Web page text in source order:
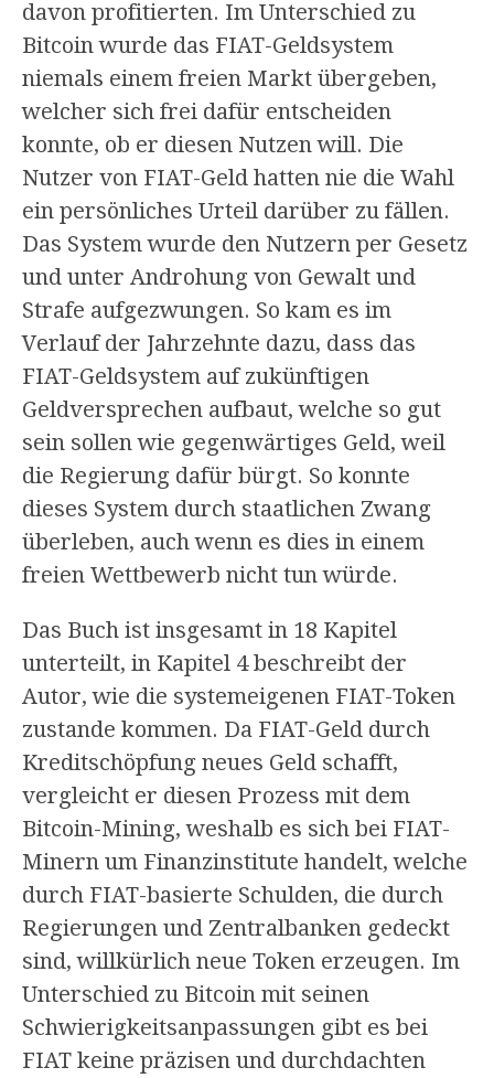
davon profitierten. Im Unterschied zu
Bitcoin wurde das FIAT-Geldsystem
niemals einem freien Markt übergeben,
welcher sich frei dafür entscheiden
konnte, ob er diesen Nutzen will. Die
Nutzer von FIAT-Geld hatten nie die Wahl
ein persönliches Urteil darüber zu fällen.
Das System wurde den Nutzern per Gesetz
und unter Androhung von Gewalt und
Strafe aufgezwungen. So kam es im
Verlauf der Jahrzehnte dazu, dass das
FIAT-Geldsystem auf zukünftigen
Geldversprechen aufbaut, welche so gut
sein sollen wie gegenwärtiges Geld, weil
die Regierung dafür bürgt. So konnte
dieses System durch staatlichen Zwang
überleben, auch wenn es dies in einem
freien Wettbewerb nicht tun würde.
Das Buch ist insgesamt in 18 Kapitel
unterteilt, in Kapitel 4 beschreibt der
Autor, wie die systemeigenen FIAT-Token
zustande kommen. Da FIAT-Geld durch
Kreditschöpfung neues Geld schafft,
vergleicht er diesen Prozess mit dem
Bitcoin-Mining, weshalb es sich bei FIAT-
Minern um Finanzinstitute handelt, welche
durch FIAT-basierte Schulden, die durch
Regierungen und Zentralbanken gedeckt
sind, willkürlich neue Token erzeugen. Im
Unterschied zu Bitcoin mit seinen
Schwierigkeitsanpassungen gibt es bei
FIAT keine präzisen und durchdachten